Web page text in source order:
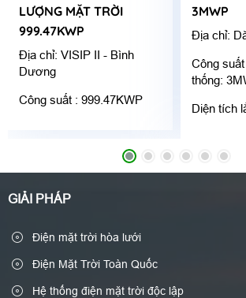
LƯỢNG MẶT TRỜI
999.47KWP
Địa chỉ: VISIP II - Bình
Dương
Công suất : 999.47KWP
3MWP
Địa chỉ:
Công
thống:
Diện tích
GIẢI PHÁP
Điện mặt trời hòa lưới
Điện Mặt Trời Toàn Quốc
Hệ thống điện mặt trời độc lập